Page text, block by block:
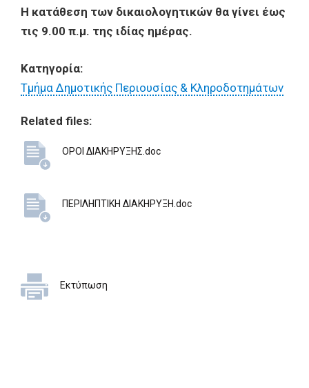
Η κατάθεση των δικαιολογητικών θα γίνει έως
τις 9.00 π.μ. της ιδίας ημέρας.
Κατηγορία:
Τμήμα Δημοτικής Περιουσίας & Κληροδοτημάτων
Related files:
ΟΡΟΙ ΔΙΑΚΗΡΥΞΗΣ.doc
ΠΕΡΙΛΗΠΤΙΚΗ ΔΙΑΚΗΡΥΞΗ.doc
Εκτύπωση